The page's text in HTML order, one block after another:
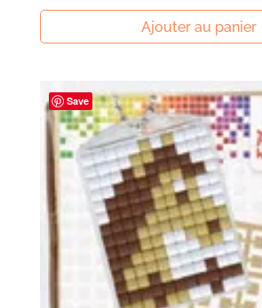
Ajouter au panier
Save